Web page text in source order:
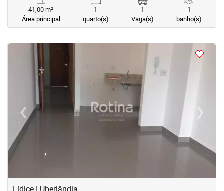
41,00 m²
Área principal
1
quarto(s)
1
Vaga(s)
1
banho(s)
‹
Previous ›Next